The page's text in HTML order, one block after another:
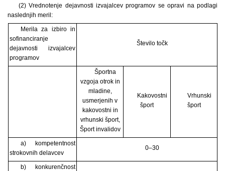
(2) Vrednotenje dejavnosti izvajalcev programov se opravi na podlagi
naslednjih meril:
Merila za izbiro in
sofinanciranje
dejavnosti izvajalcev
programov
Število točk
Športna
vzgoja otrok in
mladine,
usmerjenih v
kakovostni in
vrhunski šport,
Šport invalidov
Kakovostni
šport
Vrhunski
šport
a) kompetentnost
strokovnih delavcev
0–30
b) konkurenčnost